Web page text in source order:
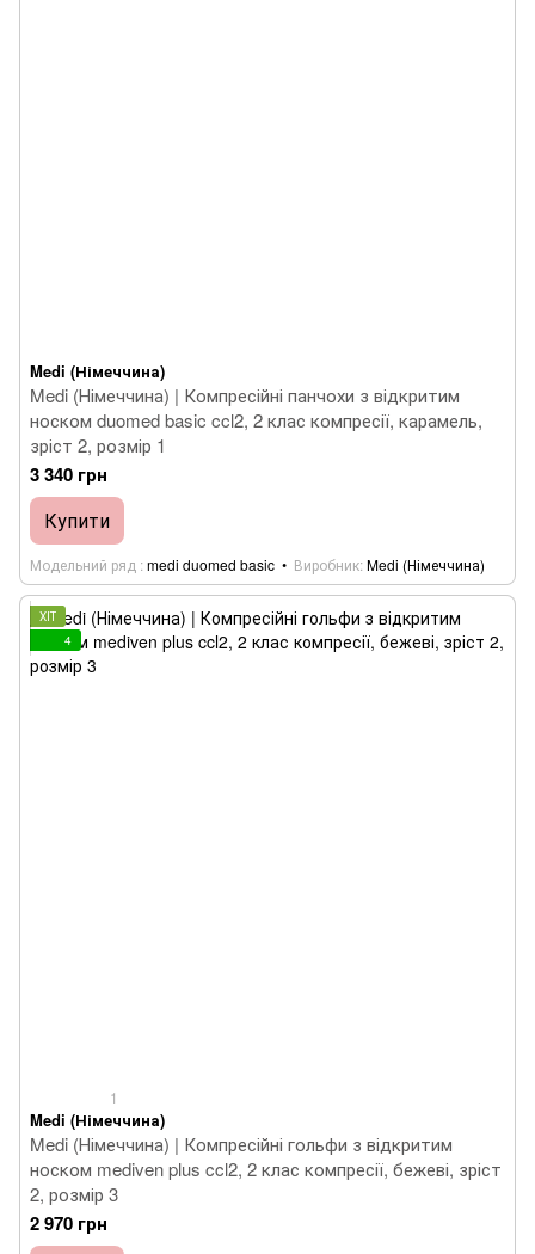
Medi (Німеччина)
Medi (Німеччина) | Компресійні панчохи з відкритим
носком duomed basic ccl2, 2 клас компресії, карамель,
зріст 2, розмір 1
3 340 грн
Купити
Модельний ряд medi duomed basic Виробник Medi (Німеччина)
ХІТ
4
1
Medi (Німеччина)
Medi (Німеччина) | Компресійні гольфи з відкритим
носком mediven plus ccl2, 2 клас компресії, бежеві, зріст
2, розмір 3
2 970 грн